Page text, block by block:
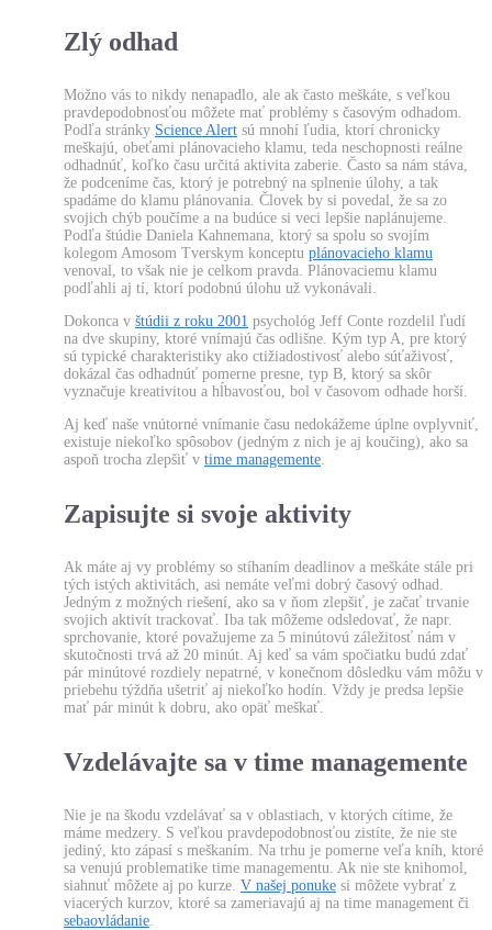
Zlý odhad
Možno vás to nikdy nenapadlo, ale ak často meškáte, s veľkou
pravdepodobnosťou môžete mať problémy s časovým odhadom.
Podľa stránky Science Alert sú mnohí ľudia, ktorí chronicky
meškajú, obeťami plánovacieho klamu, teda neschopnosti reálne
odhadnúť, koľko času určitá aktivita zaberie. Často sa nám stáva,
že podceníme čas, ktorý je potrebný na splnenie úlohy, a tak
spadáme do klamu plánovania. Človek by si povedal, že sa zo
svojich chýb poučíme a na budúce si veci lepšie naplánujeme.
Podľa štúdie Daniela Kahnemana, ktorý sa spolu so svojím
kolegom Amosom Tverskym konceptu plánovacieho klamu
venoval, to však nie je celkom pravda. Plánovaciemu klamu
podľahli aj tí, ktorí podobnú úlohu už vykonávali.
Dokonca v štúdii z roku 2001 psychológ Jeff Conte rozdelil ľudí
na dve skupiny, ktoré vnímajú čas odlišne. Kým typ A, pre ktorý
sú typické charakteristiky ako ctižiadostivosť alebo súťaživosť,
dokázal čas odhadnúť pomerne presne, typ B, ktorý sa skôr
vyznačuje kreativitou a hĺbavosťou, bol v časovom odhade horší.
Aj keď naše vnútorné vnímanie času nedokážeme úplne ovplyvniť,
existuje niekoľko spôsobov (jedným z nich je aj koučing), ako sa
aspoň trocha zlepšiť v time managemente
Zapisujte si svoje aktivity
Ak máte aj vy problémy so stíhaním deadlinov a meškáte stále pri
tých istých aktivitách, asi nemáte veľmi dobrý časový odhad.
Jedným z možných riešení, ako sa v ňom zlepšiť, je začať trvanie
svojich aktivít trackovať. Iba tak môžeme odsledovať, že napr.
sprchovanie, ktoré považujeme za 5 minútovú záležitosť nám v
skutočnosti trvá až 20 minút. Aj keď sa vám spočiatku budú zdať
pár minútové rozdiely nepatrné, v konečnom dôsledku vám môžu v
priebehu týždňa ušetriť aj niekoľko hodín. Vždy je predsa lepšie
mať pár minút k dobru, ako opäť meškať.
Vzdelávajte sa v time managemente
Nie je na škodu vzdelávať sa v oblastiach, v ktorých cítime, že
máme medzery. S veľkou pravdepodobnosťou zistíte, že nie ste
jediný, kto zápasí s meškaním. Na trhu je pomerne veľa kníh, ktoré
sa venujú problematike time managementu. Ak nie ste knihomol,
siahnuť môžete aj po kurze. V našej ponuke si môžete vybrať z
viacerých kurzov, ktoré sa zameriavajú aj na time management či
sebaovládanie